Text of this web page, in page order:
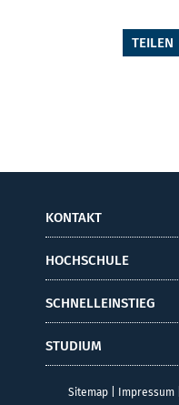
TEILEN
KONTAKT
HOCHSCHULE
SCHNELLEINSTIEG
STUDIUM
Sitemap| Impressum|